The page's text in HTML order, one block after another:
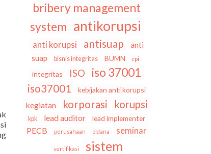
bribery management
system antikorupsi
anti korupsi antisuap
anti
suap
bisnis integritas BUMN cpi
integritas ISO iso 37001
iso37001 kebijakan anti korupsi
kegiatan korporasi korupsi
kpk lead auditor lead implementer
PECB perusahaan pidana seminar
sertifikasi
sistem